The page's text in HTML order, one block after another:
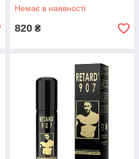
Немає в наявності
820 ₴